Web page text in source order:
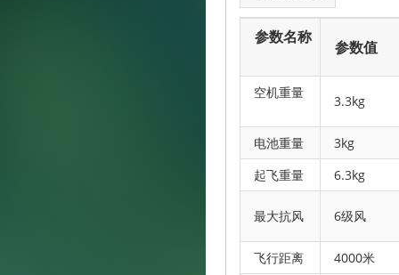
参数名称
参数值
空机重量
3.3kg
电池重量
3kg
起飞重量
6.3kg
最大抗风 6级风
飞行距离 4000米